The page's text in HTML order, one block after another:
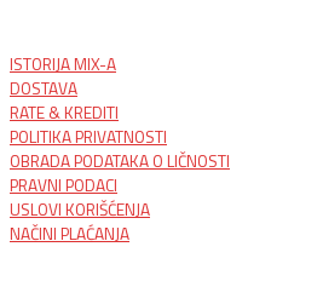
ISTORIJA MIX-A
DOSTAVA
RATE & KREDITI
POLITIKA PRIVATNOSTI
OBRADA PODATAKA O LIČNOSTI
PRAVNI PODACI
USLOVI KORIŠĆENJA
NAČINI PLAĆANJA